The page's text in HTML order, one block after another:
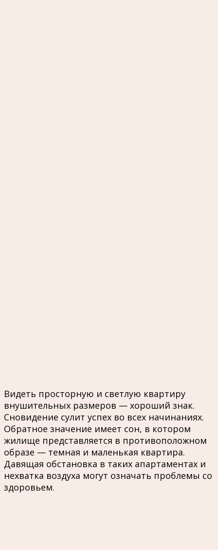
Видеть просторную и светлую квартиру
внушительных размеров — хороший знак.
Сновидение сулит успех во всех начинаниях.
Обратное значение имеет сон, в котором
жилище представляется в противоположном
образе — темная и маленькая квартира.
Давящая обстановка в таких апартаментах и
нехватка воздуха могут означать проблемы со
здоровьем.